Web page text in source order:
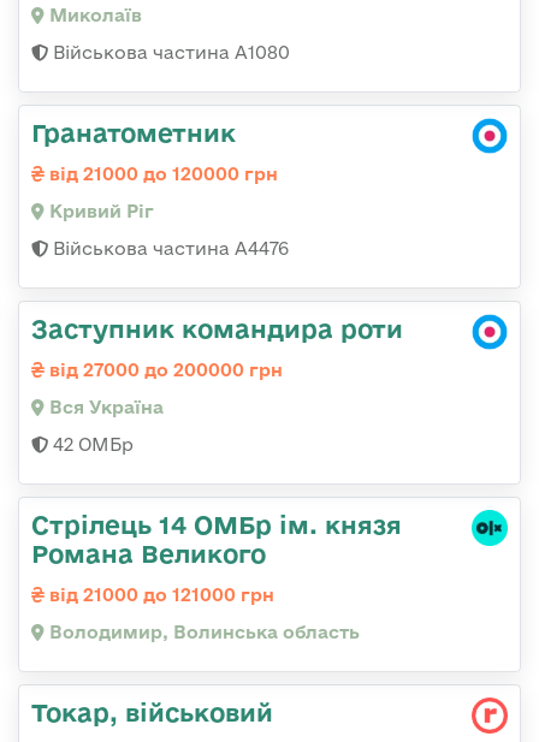
Миколаїв
Військова частина А1080
Гранатометник
від 21000 до 120000 грн
Кривий Ріг
Військова частина А4476
Заступник командира роти
від 27000 до 200000 грн
Вся Україна
42 ОМБр
Стрілець 14 ОМБр ім. князя
Романа Великого
від 21000 до 121000 грн
Володимир, Волинська область
Токаp, військовий